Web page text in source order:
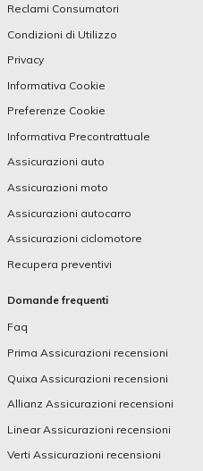
Reclami Consumatori
Condizioni di Utilizzo
Privacy
Informativa Cookie
Preferenze Cookie
Informativa Precontrattuale
Assicurazioni auto
Assicurazioni moto
Assicurazioni autocarro
Assicurazioni ciclomotore
Recupera preventivi
Domande frequenti
Faq
Prima Assicurazioni recensioni
Quixa Assicurazioni recensioni
Allianz Assicurazioni recensioni
Linear Assicurazioni recensioni
Verti Assicurazioni recensioni